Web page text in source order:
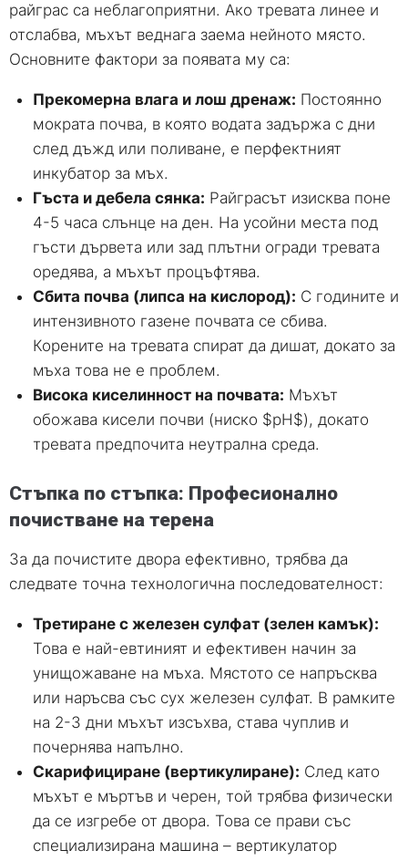
райграс са неблагоприятни. Ако тревата линее и
отслабва, мъхът веднага заема нейното място.
Основните фактори за появата му са:
Прекомерна влага и лош дренаж: Постоянно
мократа почва, в която водата задържа с дни
след дъжд или поливане, е перфектният
инкубатор за мъх.
Гъста и дебела сянка: Райграсът изисква поне
4-5 часа слънце на ден. На усойни места под
гъсти дървета или зад плътни огради тревата
оредява, а мъхът процъфтява.
Сбита почва (липса на кислород): С годините и
интензивното газене почвата се сбива.
Корените на тревата спират да дишат, докато за
мъха това не е проблем.
Висока киселинност на почвата: Мъхът
обожава кисели почви (ниско $pH$), докато
тревата предпочита неутрална среда.
Стъпка по стъпка: Професионално
почистване на терена
За да почистите двора ефективно, трябва да
следвате точна технологична последователност:
Третиране с железен сулфат (зелен камък):
Това е най-евтиният и ефективен начин за
унищожаване на мъха. Мястото се напръсква
или наръсва със сух железен сулфат. В рамките
на 2-3 дни мъхът изсъхва, става чуплив и
почернява напълно.
Скарифициране (вертикулиране): След като
мъхът е мъртъв и черен, той трябва физически
да се изгребе от двора. Това се прави със
специализирана машина – вертикулатор